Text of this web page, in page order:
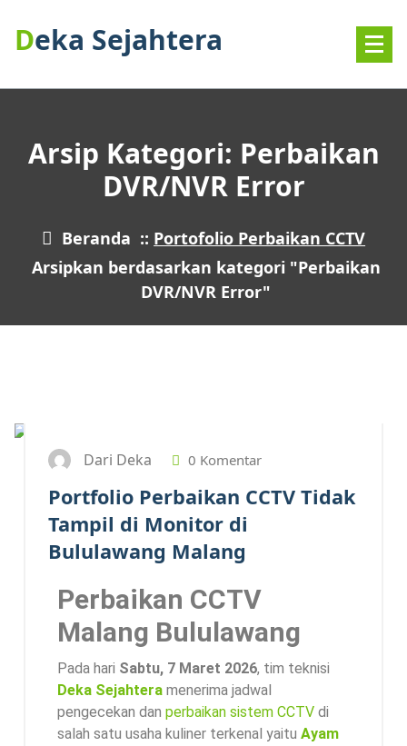
Deka Sejahtera
Arsip Kategori: Perbaikan
DVR/NVR Error
Beranda :: Portofolio Perbaikan CCTV
Arsipkan berdasarkan kategori "Perbaikan
DVR/NVR Error"
Dari Deka 0 Komentar
Portfolio Perbaikan CCTV Tidak
Tampil di Monitor di
Bululawang Malang
Perbaikan CCTV
Malang Bululawang
Pada hari Sabtu, 7 Maret 2026, tim teknisi
Deka Sejahtera menerima jadwal
pengecekan dan perbaikan sistem CCTV di
salah satu usaha kuliner terkenal yaitu Ayam